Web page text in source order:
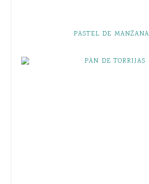
PASTEL DE MANZANA